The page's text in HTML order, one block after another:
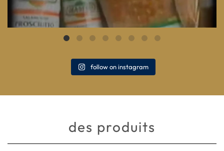
follow on instagram
des produits